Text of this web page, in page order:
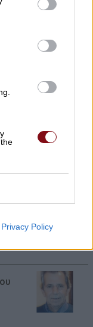
Privacy Policy
τον φορέα